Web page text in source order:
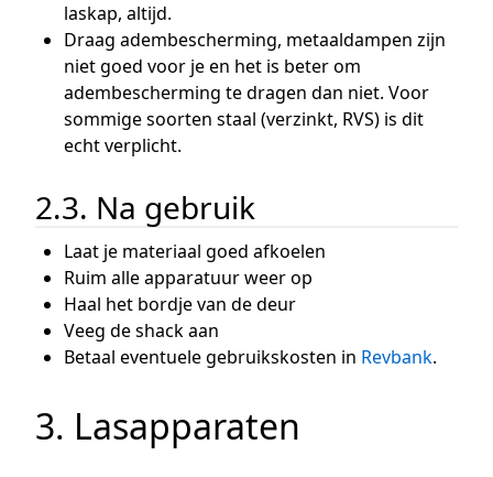
laskap, altijd.
Draag adembescherming, metaaldampen zijn
niet goed voor je en het is beter om
adembescherming te dragen dan niet. Voor
sommige soorten staal (verzinkt, RVS) is dit
echt verplicht.
2.3. Na gebruik
Laat je materiaal goed afkoelen
Ruim alle apparatuur weer op
Haal het bordje van de deur
Veeg de shack aan
Betaal eventuele gebruikskosten in Revbank.
3. Lasapparaten